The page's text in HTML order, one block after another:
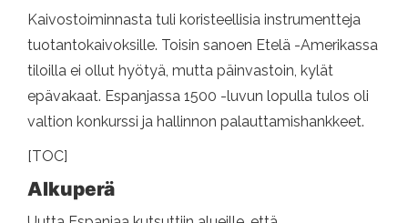
Kaivostoiminnasta tuli koristeellisia instrumentteja
tuotantokaivoksille. Toisin sanoen Etelä -Amerikassa
tiloilla ei ollut hyötyä, mutta päinvastoin, kylät
epävakaat. Espanjassa 1500 -luvun lopulla tulos oli
valtion konkurssi ja hallinnon palauttamishankkeet.
[TOC]
Alkuperä